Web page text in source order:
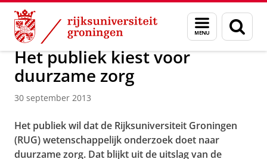
Skip
Content
Skip
Navigation
Menu
en
zoeken
Over ons Actueel Nieuws Nieuwsberichten
Het publiek kiest voor
duurzame zorg
30 september 2013
Het publiek wil dat de Rijksuniversiteit Groningen
(RUG) wetenschappelijk onderzoek doet naar
duurzame zorg. Dat blijkt uit de uitslag van de